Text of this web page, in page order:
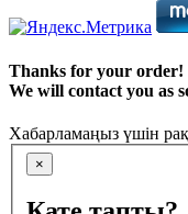
Thanks for your order!
We will contact you as
Хабарламаңыз үшін
×